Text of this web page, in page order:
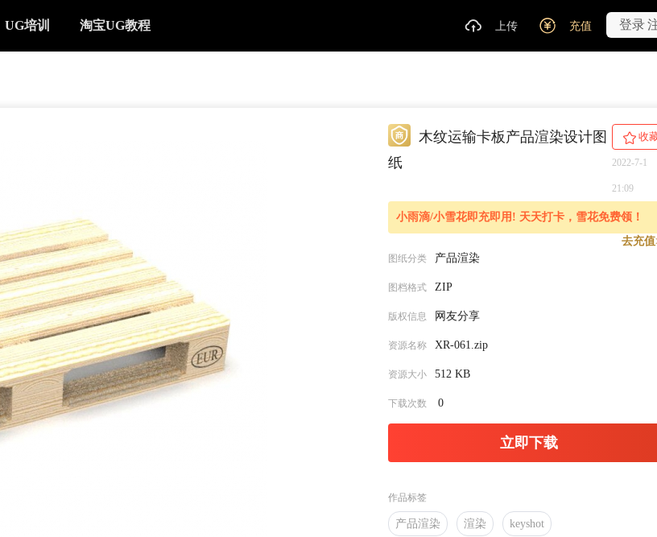
UG培训 淘宝UG教程 登录
上传 充值
木纹运输卡板产品渲染设计图
纸
收
2022-7-1
21:09
小雨滴/小雪花即充即用! 天天打卡，雪花免费领！
去充
图纸分类 产品渲染
图档格式 ZIP
版权信息 网友分享
资源名称 XR-061.zip
资源大小 512 KB
下载次数 0
立即下载
作品标签
产品渲染 渲染 keyshot